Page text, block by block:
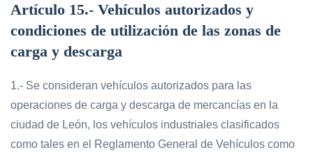
Artículo 15.- Vehículos autorizados y
condiciones de utilización de las zonas de
carga y descarga
1.- Se consideran vehículos autorizados para las
operaciones de carga y descarga de mercancías en la
ciudad de León, los vehículos industriales clasificados
como tales en el Reglamento General de Vehículos como